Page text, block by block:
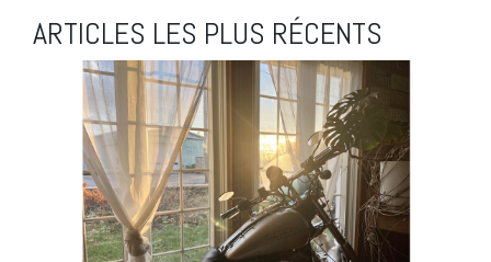
ARTICLES LES PLUS RÉCENTS